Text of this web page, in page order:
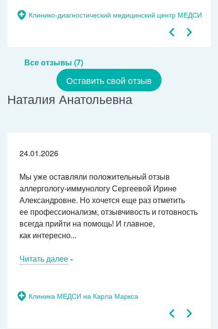
Клинико-диагностический медицинский центр МЕДСИ
Все отзывы (7)
Оставить свой отзыв
Наталия Анатольевна
Клиника МЕДСИ на Карла Маркса
24.01.2026
Мы уже оставляли положительный отзыв
аллергологу-иммунологуСергеевой Ирине
Александровне. Но хочется еще раз отметить
ее профессионализм, отзывчивость и готовность
всегда прийти на помощь! И главное,
как интересно...
Читать далее